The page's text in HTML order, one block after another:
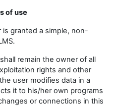
of use
granted a simple, non-
remain the owner of all
rights and other
user modifies data in a
it to his/her own programs
or connections in this